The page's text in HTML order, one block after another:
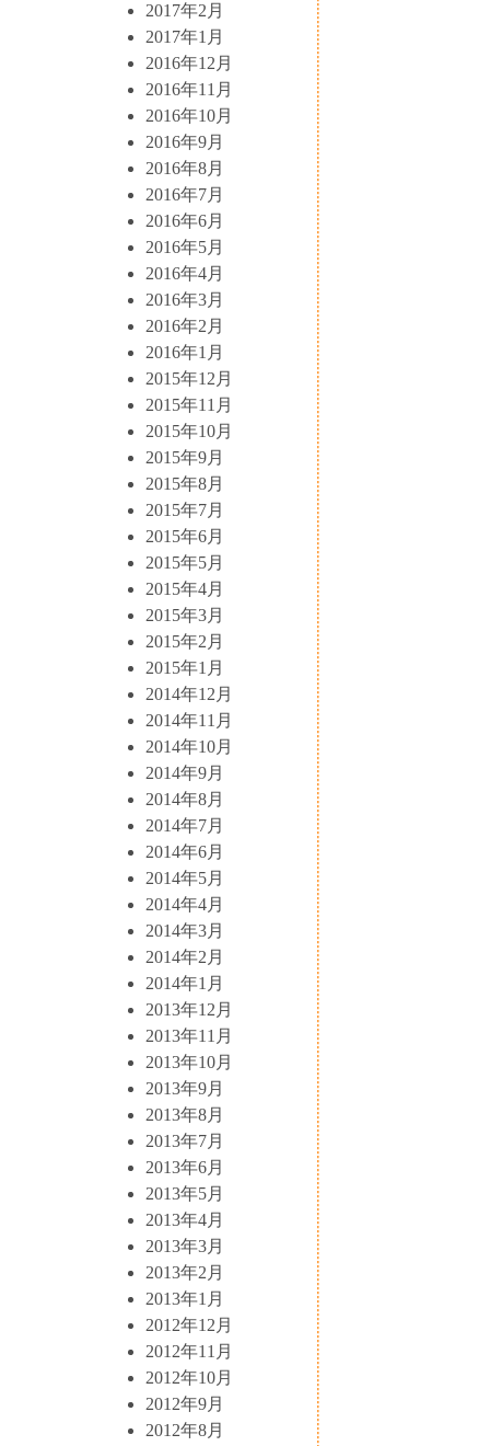
2017年2月
2017年1月
2016年12月
2016年11月
2016年10月
2016年9月
2016年8月
2016年7月
2016年6月
2016年5月
2016年4月
2016年3月
2016年2月
2016年1月
2015年12月
2015年11月
2015年10月
2015年9月
2015年8月
2015年7月
2015年6月
2015年5月
2015年4月
2015年3月
2015年2月
2015年1月
2014年12月
2014年11月
2014年10月
2014年9月
2014年8月
2014年7月
2014年6月
2014年5月
2014年4月
2014年3月
2014年2月
2014年1月
2013年12月
2013年11月
2013年10月
2013年9月
2013年8月
2013年7月
2013年6月
2013年5月
2013年4月
2013年3月
2013年2月
2013年1月
2012年12月
2012年11月
2012年10月
2012年9月
2012年8月